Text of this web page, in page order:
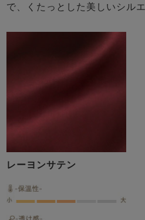
で、くたっとした美しいシル
レーヨンサテン